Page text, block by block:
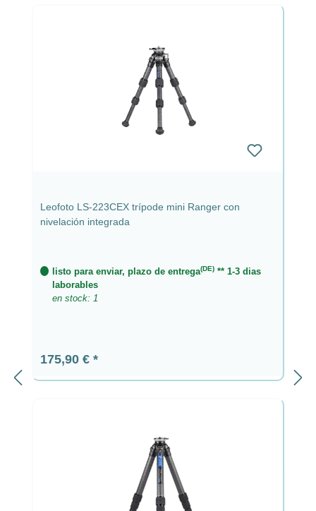
Leofoto LS-223CEX trípode mini Ranger con
nivelación integrada
listo para enviar, plazo de entrega(DE) ** 1-3 dias
laborables
en stock: 1
Precio normal:
175,90 €